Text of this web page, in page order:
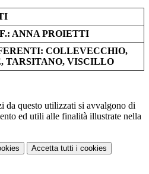
ANNA PROIETTI
COLLEVECCHIO,
TARSITANO, VISCILLO
da questo utilizzati si avvalgono di
ed utili alle finalità illustrate nella
Accetta tutti i cookies